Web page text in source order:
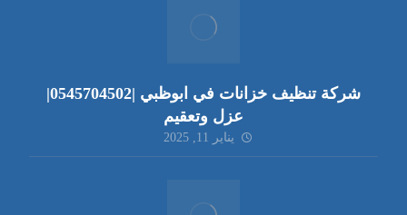
شركة تنظيف خزانات في ابوظبي |0545704502|
عزل وتعقيم
يناير 11, 2025